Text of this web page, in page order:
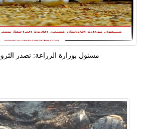
مسئول بوزارة الزراعة: نصدر